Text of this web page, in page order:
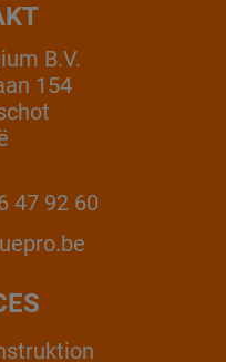
B.V.
154
47 92 60